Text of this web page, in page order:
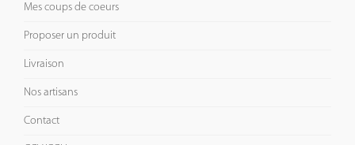
Mes coups de coeurs
Proposer un produit
Livraison
Nos artisans
Contact